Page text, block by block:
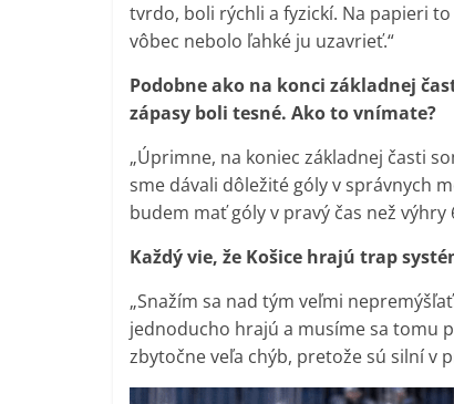
tvrdo, boli rýchli a fyzickí. Na papieri
vôbec nebolo ľahké ju uzavrieť.“
Podobne ako na konci základnej
zápasy boli tesné. Ako to vnímate?
„Úprimne, na koniec základnej časti
sme dávali dôležité góly v správnych
budem mať góly v pravý čas než výhry
Každý vie, že Košice hrajú trap
„Snažím sa nad tým veľmi
jednoducho hrajú a musíme sa tomu
zbytočne veľa chýb, pretože sú silní v